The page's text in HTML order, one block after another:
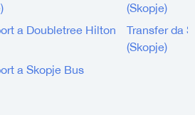
(Skopje)
a Doubletree Hilton
Transfer da
(Skopje)
a Skopje Bus